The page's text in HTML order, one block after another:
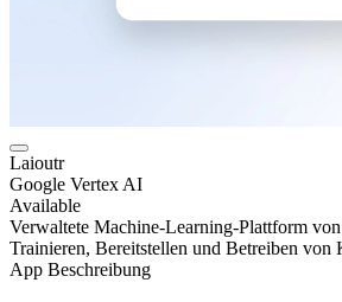
Laioutr
Google Vertex AI
Available
Verwaltete Machine-Learning-Plattform
Trainieren, Bereitstellen und Betreiben von
App Beschreibung